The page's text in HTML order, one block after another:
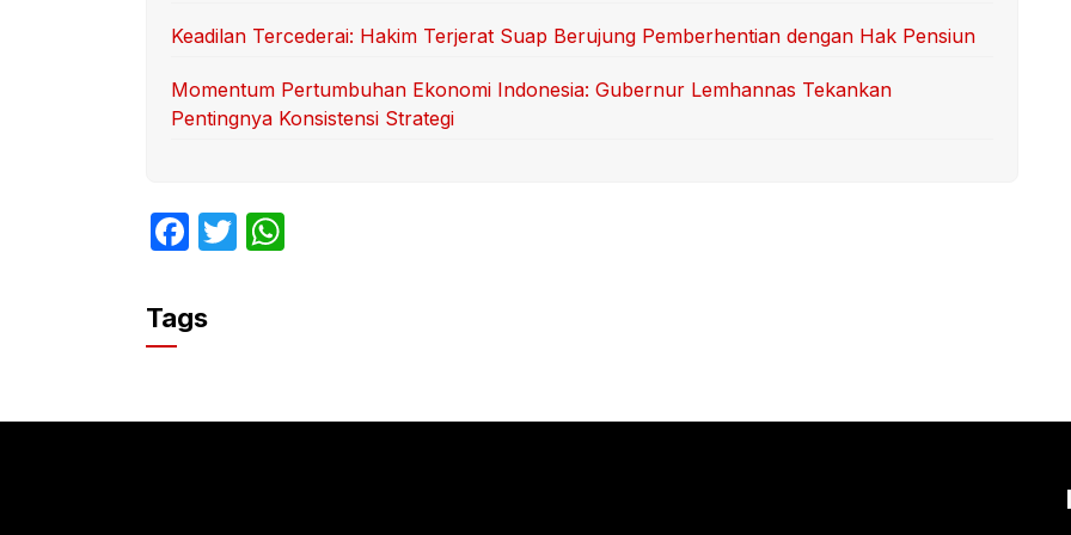
Keadilan Tercederai: Hakim Terjerat Suap Berujung Pemberhentian dengan Hak Pensiun
Momentum Pertumbuhan Ekonomi Indonesia: Gubernur Lemhannas Tekankan
Pentingnya Konsistensi Strategi
F
c
e
o
T
p
Tags